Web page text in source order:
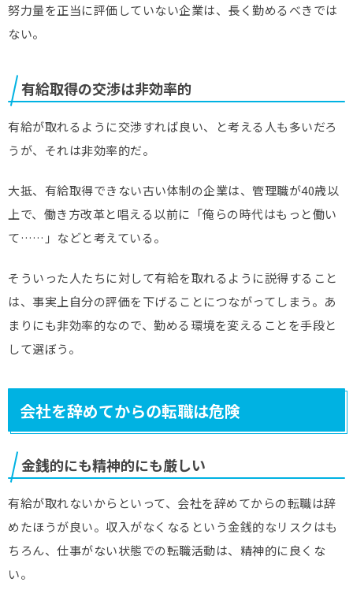
努力量を正当に評価していない企業は、長く勤めるべきでは
ない。
有給取得の交渉は非効率的
有給が取れるように交渉すれば良い、と考える人も多いだろ
うが、それは非効率的だ。
大抵、有給取得できない古い体制の企業は、管理職が40歳以
上で、働き方改革と唱える以前に「俺らの時代はもっと働い
て……」などと考えている。
そういった人たちに対して有給を取れるように説得すること
は、事実上自分の評価を下げることにつながってしまう。あ
まりにも非効率的なので、勤める環境を変えることを手段と
して選ぼう。
会社を辞めてからの転職は危険
金銭的にも精神的にも厳しい
有給が取れないからといって、会社を辞めてからの転職は辞
めたほうが良い。収入がなくなるという金銭的なリスクはも
ちろん、仕事がない状態での転職活動は、精神的に良くな
い。